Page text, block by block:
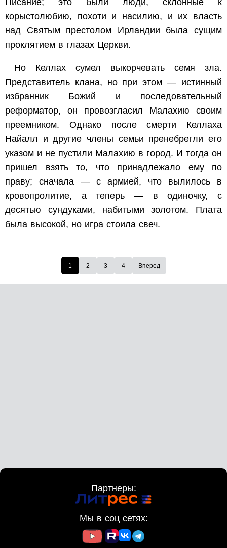
Писание; это были люди, склонные к
корыстолюбию, похоти и насилию, и их власть
над Святым престолом Ирландии была сущим
проклятием в глазах Церкви.
Но Келлах сумел выкорчевать семя зла.
Представитель клана, но при этом — истинный
избранник Божий и последовательный
реформатор, он провозгласил Малахию своим
преемником. Однако после смерти Келлаха
Найалл и другие члены семьи пренебрегли его
указом и не пустили Малахию в город. И тогда он
пришел взять то, что принадлежало ему по
праву; сначала — с армией, что вылилось в
кровопролитие, а теперь — в одиночку, с
десятью сундуками, набитыми золотом. Плата
была высокой, но игра стоила свеч.
1 2 3 4 Вперед
Партнеры:
Мы в соц сетях: